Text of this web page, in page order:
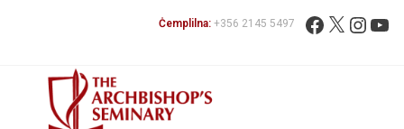
Fittex: Facebook
X
Ċemplilna: +356 2145 5497